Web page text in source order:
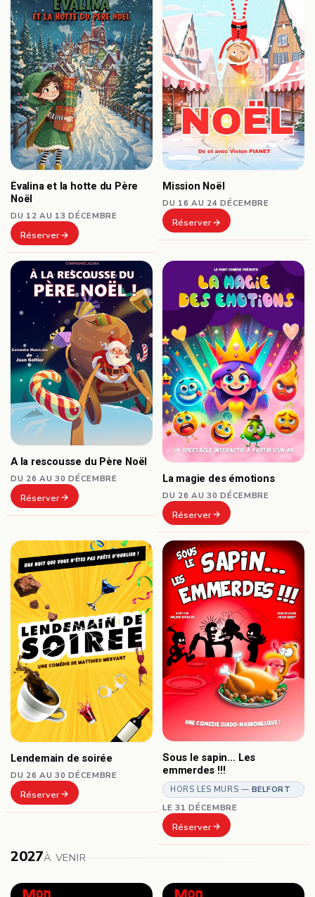
Évalina et la hotte du Père
Noël
DU 12 AU 13 DÉCEMBRE
Réserver
Mission Noël
DU 16 AU 24 DÉCEMBRE
Réserver
A la rescousse du Père Noël
DU 26 AU 30 DÉCEMBRE
Réserver
La magie des émotions
DU 26 AU 30 DÉCEMBRE
Réserver
Lendemain de soirée
DU 26 AU 30 DÉCEMBRE
Réserver
Sous le sapin… Les
emmerdes !!!
HORS LES MURS — BELFORT
LE 31 DÉCEMBRE
Réserver
2027À VENIR